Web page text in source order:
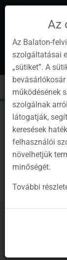
Az
Az Balaton-
szolgáltatásai
„sütiket”. A
működésének
szolgálnak
látogatják,
keresések
felhasználói
növelhetjük
minőségét.
További